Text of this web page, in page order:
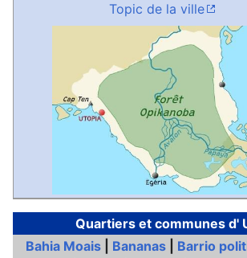
Topic de la ville
Quartiers et communes d'
Bahia Moais| Bananas| Barrio